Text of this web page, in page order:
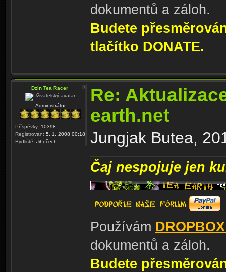
dokumentů a záloh.
Budete
tlačítko DONATE.
Dzin Tea Racer
Administrátor
Příspěvky: 10398
Registrován: 5. 1. 2008 00:18
Bydliště: Jihočech
Re:
earth.net
Jungjak Butea,
Čaj nespojuje jen
Používám
dokumentů a záloh.
Budete